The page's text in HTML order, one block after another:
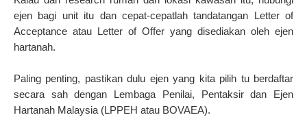
ejen bagi unit itu dan cepat-cepatlah tandatangan Letter of
Acceptance atau Letter of Offer yang disediakan oleh ejen
hartanah.
Paling penting, pastikan dulu ejen yang kita pilih tu berdaftar
secara sah dengan Lembaga Penilai, Pentaksir dan Ejen
Hartanah Malaysia (LPPEH atau BOVAEA).